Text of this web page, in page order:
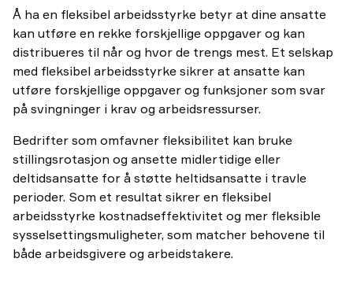
Å ha en fleksibel arbeidsstyrke betyr at dine ansatte
kan utføre en rekke forskjellige oppgaver og kan
distribueres til når og hvor de trengs mest. Et selskap
med fleksibel arbeidsstyrke sikrer at ansatte kan
utføre forskjellige oppgaver og funksjoner som svar
på svingninger i krav og arbeidsressurser.
Bedrifter som omfavner fleksibilitet kan bruke
stillingsrotasjon og ansette midlertidige eller
deltidsansatte for å støtte heltidsansatte i travle
perioder. Som et resultat sikrer en fleksibel
arbeidsstyrke kostnadseffektivitet og mer fleksible
sysselsettingsmuligheter, som matcher behovene til
både arbeidsgivere og arbeidstakere.